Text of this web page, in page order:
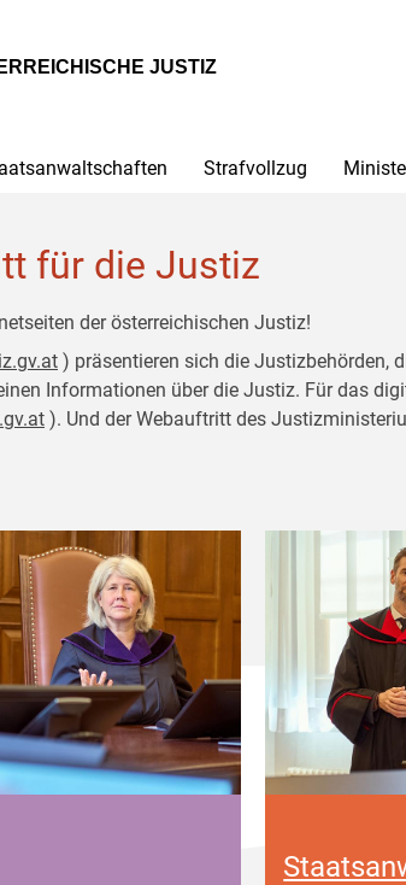
JUSTIZ
Strafvollzug
für die Justiz
der österreichischen Justiz!
) präsentieren sich die Justizbehörden,
Informationen über die Justiz. Für das
). Und der Webauftritt des